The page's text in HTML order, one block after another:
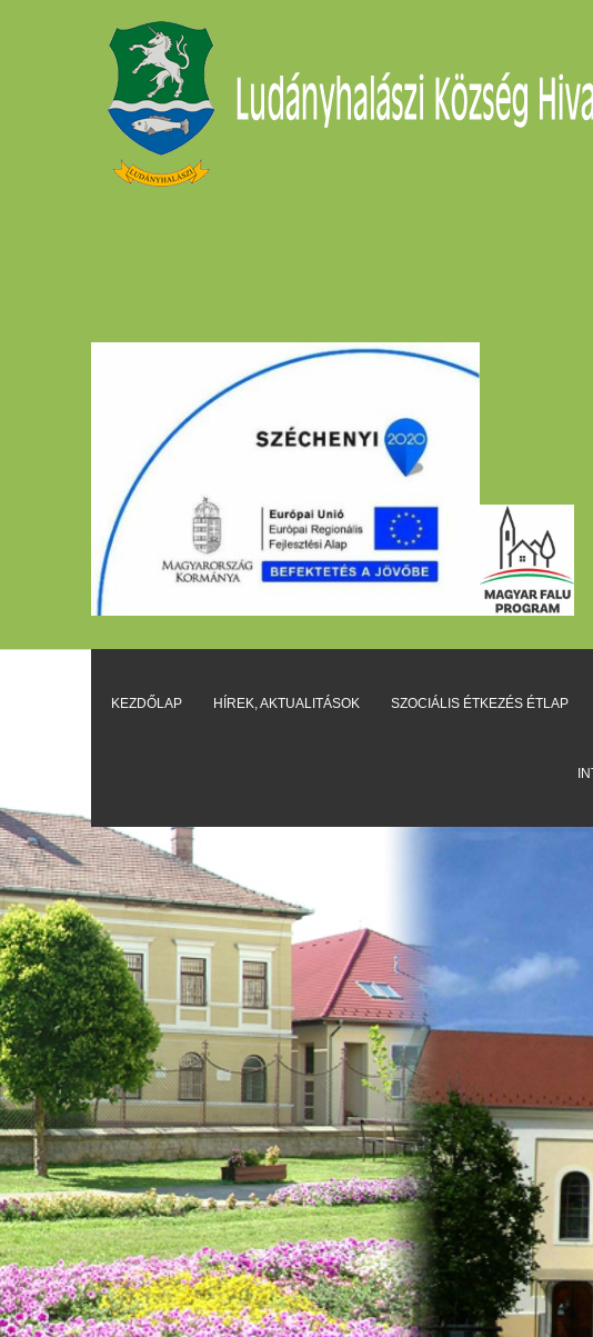
KEZDŐLAP HÍREK, AKTUALITÁSOK SZOCIÁLIS ÉTKEZÉS ÉTLAP